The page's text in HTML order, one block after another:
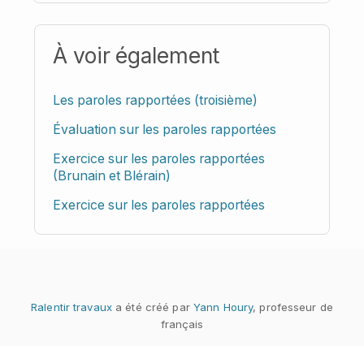
À voir également
Les paroles rapportées (troisième)
Évaluation sur les paroles rapportées
Exercice sur les paroles rapportées
(Brunain et Blérain)
Exercice sur les paroles rapportées
Ralentir travauxa été créé par Yann Houry, professeur de
français